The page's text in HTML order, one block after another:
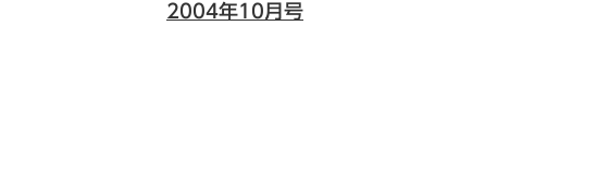
2004年10月号